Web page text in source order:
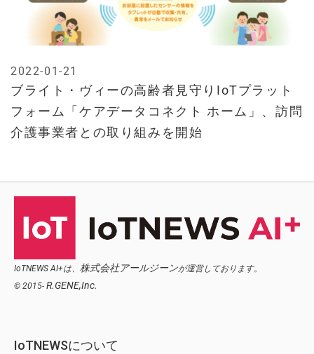
ブライト・ヴィーの高齢者見守りIoTプラット
フォーム「ケアデータコネクト ホーム」、訪問
介護事業者との取り組みを開始
2022-01-21
IoTNEWS AI+は、 株式会社アールジーンが運営しております。
© 2015- R.GENE,Inc.
IoTNEWSについて